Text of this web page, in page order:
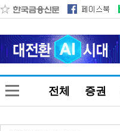
전체 증권